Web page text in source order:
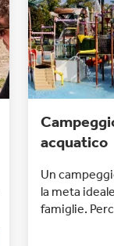
acquatico
Un
la meta
famiglie.